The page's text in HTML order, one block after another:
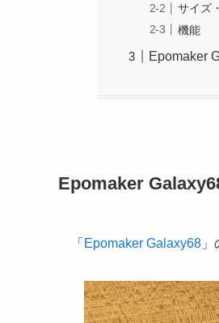
サイズ
機能
Epomaker
Epomaker
「 Epomaker Galaxy68